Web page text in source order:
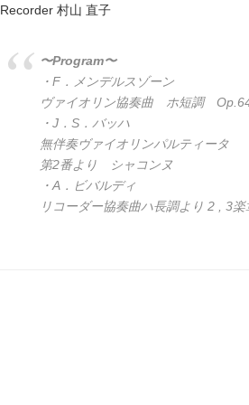
Recorder 村山 直子
〜Program〜
・F．メンデルスゾーン
ヴァイオリン協奏曲 ホ短調
・J．S．バッハ
無伴奏ヴァイオリンパルティータ
第2番より シャコンヌ
・A．ビバルディ
リコーダー協奏曲ハ長調より 2 , 3楽